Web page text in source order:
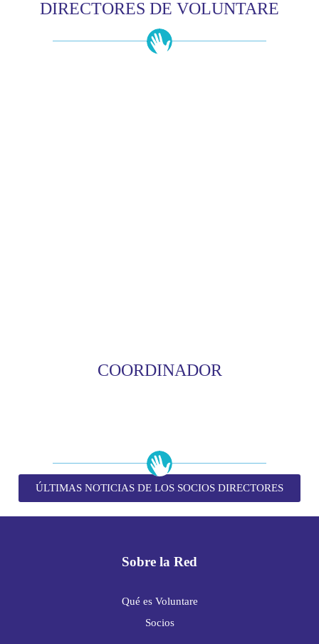
DIRECTORES DE VOLUNTARE
COORDINADOR
ÚLTIMAS NOTICIAS DE LOS SOCIOS DIRECTORES
Sobre la Red
Qué es Voluntare
Socios